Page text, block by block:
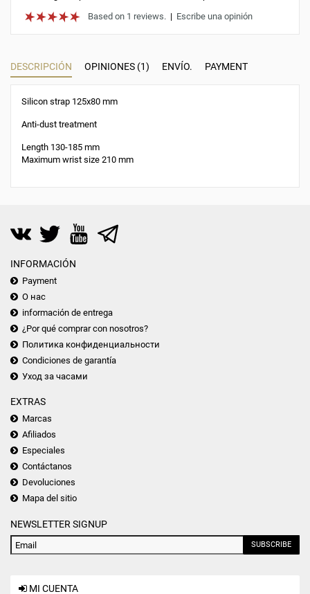
Based on 1 reviews. | Escribe una opinión
DESCRIPCIÓN OPINIONES (1) ENVÍO. PAYMENT
Silicon strap 125x80 mm
Anti-dust treatment
Length 130-185 mm
Maximum wrist size 210 mm
INFORMACIÓN
Payment
О нас
información de entrega
¿Por qué comprar con nosotros?
Политика конфиденциальности
Condiciones de garantía
Уход за часами
EXTRAS
Marcas
Afiliados
Especiales
Contáctanos
Devoluciones
Mapa del sitio
NEWSLETTER SIGNUP
SUBSCRIBE
MI CUENTA